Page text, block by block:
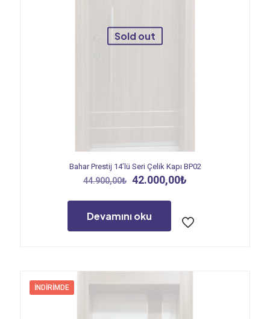
Sold out
Bahar Prestij 14’lü Seri Çelik Kapı BP02
44.900,00₺ Orijinal
44.900,00₺.
42.000,00₺
42.000,00₺.
Devamını oku
İNDIRIMDE